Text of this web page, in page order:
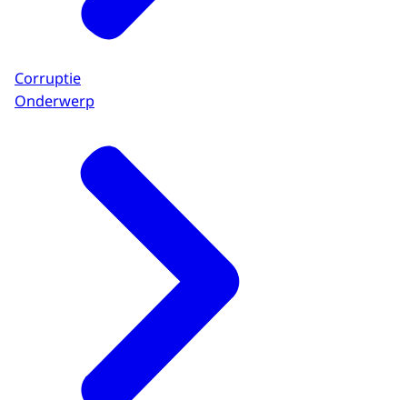
Corruptie
Onderwerp